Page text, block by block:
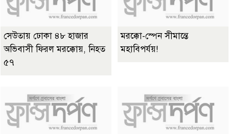
সেউতায় ঢোকা ৪৮ হাজার
অভিবাসী ফিরল মরক্কোয়, নিহত
৫৭
মরক্কো-স্পেন সীমান্তে
মহাবিপর্যয়!